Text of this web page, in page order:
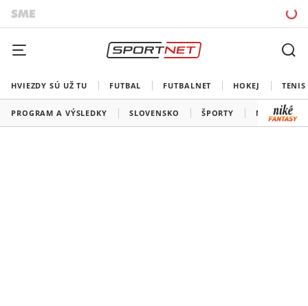
HVIEZDY SÚ UŽ TU FUTBAL FUTBALNET HOKEJ TENIS
PROGRAM A VÝSLEDKY SLOVENSKO ŠPORTY